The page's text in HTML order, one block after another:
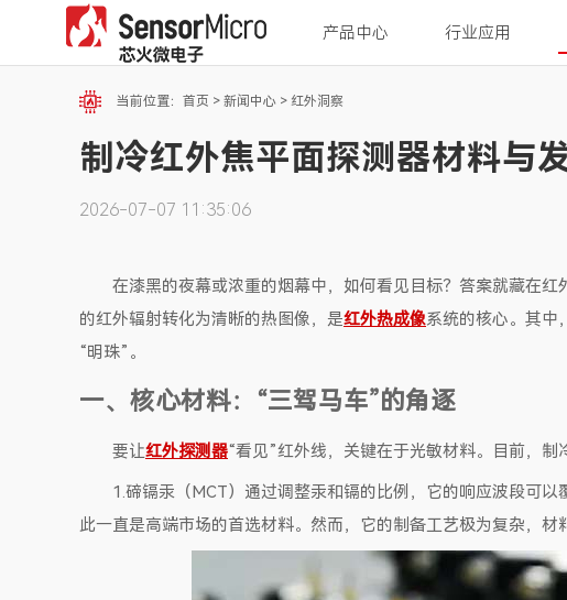
产品中心 行业应用
当前位置： 首页 > 新闻中心> 红外洞察
制冷红外焦平面探测器材料与
2026-07-07 11:35:06
在漆黑的夜幕或浓重的烟幕中，如何看见目标？答案就藏在
的红外辐射转化为清晰的热图像，是红外热成像系统的核心。其中
“明珠”。
一、核心材料：“三驾马车”的角逐
要让红外探测器“看见”红外线，关键在于光敏材料。目前，制
1.碲镉汞（MCT）通过调整汞和镉的比例，它的响应波段可
此一直是高端市场的首选材料。然而，它的制备工艺极为复杂，材